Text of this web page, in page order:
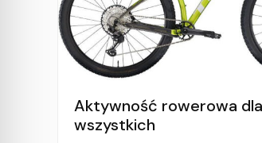
Aktywność rowerowa dla
wszystkich